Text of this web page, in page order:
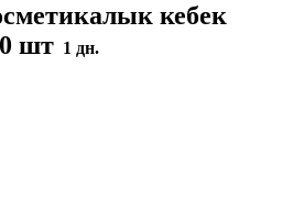
кебек
шт 1 дн.